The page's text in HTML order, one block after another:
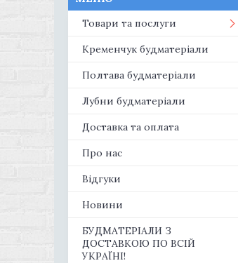
Товари та послуги
Кременчук будматеріали
Полтава будматеріали
Лубни будматеріали
Доставка та оплата
Про нас
Відгуки
Новини
БУДМАТЕРІАЛИ З
ДОСТАВКОЮ ПО ВСІЙ
УКРАЇНІ!